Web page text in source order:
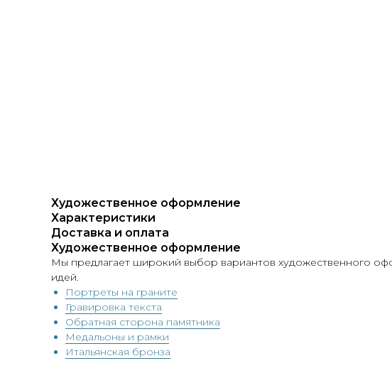
Художественное оформление
Характеристики
Доставка и оплата
Художественное оформление
Мы предлагает широкий выбор вариантов художественного
идей.
Портреты на граните
Гравировка текста
Обратная сторона памятника
Медальоны и рамки
Итальянская бронза